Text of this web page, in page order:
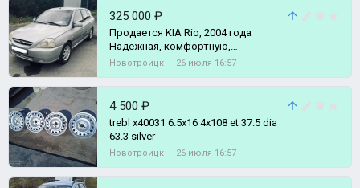
325 000 ₽
Продается KIA Rio, 2004 года
Надёжная, комфортную,
проверенная годами иномарка
Новотроицк 26 июля 16:57
4 500 ₽
trebl x40031 6.5x16 4x108 et 37.5 dia
63.3 silver
Новотроицк 26 июля 16:57